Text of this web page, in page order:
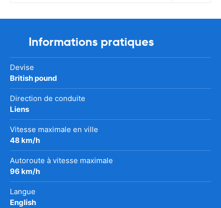
Informations pratiques
Devise
British pound
Direction de conduite
Liens
Vitesse maximale en ville
48 km/h
Autoroute à vitesse maximale
96 km/h
Langue
English